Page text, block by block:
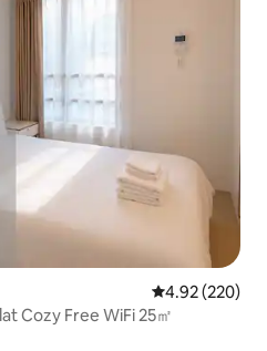
4.92 out of 5
4.92 (220)
Cozy Free WiFi 25㎡